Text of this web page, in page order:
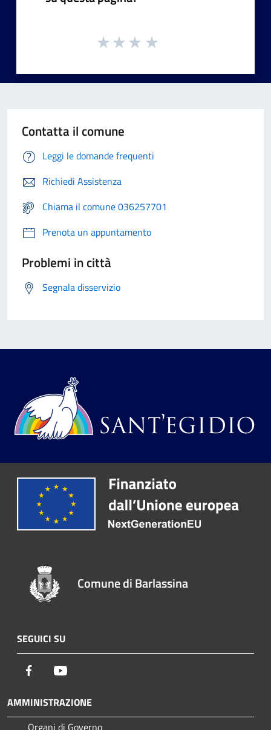
Contatta il comune
Leggi le domande frequenti
Richiedi Assistenza
Chiama il comune 036257701
Prenota un appuntamento
Problemi in città
Segnala disservizio
Comune di Barlassina
SEGUICI SU
Facebook
AMMINISTRAZIONE
Organi di Governo